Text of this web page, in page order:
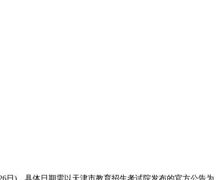
日)，具体日期需以天津市教育招生考试院发布的官方公告为